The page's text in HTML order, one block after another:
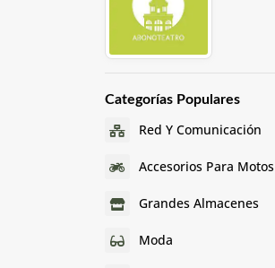
Categorías Populares
Red Y Comunicación
Accesorios Para Motos
Grandes Almacenes
Moda